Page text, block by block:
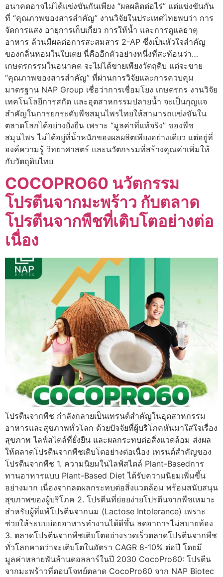
อนาคตอาจไม่ได้แข่งขันกันเพียง “ผลผลิตต่อไร่” แต่แข่งขันกัน
ที่ “คุณภาพของสารสำคัญ” งานวิจัยในประเทศไทยพบว่า การ
จัดการแสง อายุการเก็บเกี่ยว การให้น้ำ และการดูแลธาตุ
อาหาร ล้วนมีผลต่อการสะสมสาร 2-AP ซึ่งเป็นหัวใจสำคัญ
ของกลิ่นหอมในใบเตย นี่คืออีกตัวอย่างหนึ่งที่สะท้อนว่า…
เกษตรกรรมในอนาคต จะไม่ได้ขายเพียงวัตถุดิบ แต่จะขาย
“คุณภาพของสารสำคัญ” ที่ผ่านการวิจัยและการควบคุม
มาตรฐาน NAP Group เชื่อว่าการเชื่อมโยง เกษตรกร งานวิจัย
เทคโนโลยีการสกัด และอุตสาหกรรมปลายน้ำ จะเป็นกุญแจ
สำคัญในการยกระดับพืชสมุนไพรไทยให้สามารถแข่งขันใน
ตลาดโลกได้อย่างยั่งยืน เพราะ “มูลค่าที่แท้จริง” ของพืช
สมุนไพร ไม่ได้อยู่ที่น้ำหนักของผลผลิตเพียงอย่างเดียว แต่อยู่ที่
องค์ความรู้ วิทยาศาสตร์ และนวัตกรรมที่สร้างคุณค่าเพิ่มให้
กับวัตถุดิบไทย
COCOPRO60 นวัตกรรม
โปรตีนจากมะพร้าว กับตลาด
โปรตีนจากพืชที่เติบโตอย่างต่อ
เนื่อง
โปรตีนจากพืช กำลังกลายเป็นเทรนด์สำคัญในอุตสาหกรรม
อาหารและสุขภาพทั่วโลก ด้วยปัจจัยที่ผู้บริโภคหันมาใส่ใจเรื่อง
สุขภาพ ไลฟ์สไตล์ที่ยั่งยืน และผลกระทบต่อสิ่งแวดล้อม ส่งผล
ให้ตลาดโปรตีนจากพืชเติบโตอย่างต่อเนื่อง เทรนด์สำคัญของ
โปรตีนจากพืช 1. ความนิยมในไลฟ์สไตล์ Plant-Basedการ
ทานอาหารแบบ Plant-Based Diet ได้รับความนิยมเพิ่มขึ้น
อย่างมาก เนื่องจากลดผลกระทบต่อสิ่งแวดล้อม พร้อมสนับสนุน
สุขภาพของผู้บริโภค 2. โปรตีนที่ย่อยง่ายโปรตีนจากพืชเหมาะ
สำหรับผู้ที่แพ้โปรตีนจากนม (Lactose Intolerance) เพราะ
ช่วยให้ระบบย่อยอาหารทำงานได้ดีขึ้น ลดอาการไม่สบายท้อง
3. ตลาดโปรตีนจากพืชเติบโตอย่างรวดเร็วตลาดโปรตีนจากพืช
ทั่วโลกคาดว่าจะเติบโตในอัตรา CAGR 8-10% ต่อปี โดยมี
มูลค่าหลายพันล้านดอลลาร์ในปี 2030 CocoPro60: โปรตีน
จากมะพร้าวที่ตอบโจทย์ตลาด CocoPro60 จาก NAP Biotec